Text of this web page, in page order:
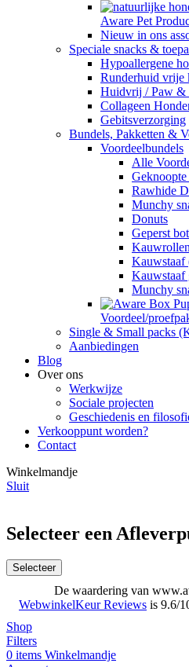
Aware Pet
Nieuw in ons
Speciale snacks &
Hypoallergene
Runderhuid vrije
Huidvrij / Paw &
Collageen
Gebitsverzorging
Bundels, Pakketten &
Voordeelbundels
Alle
Geknoopte
Rawhide
Munchy
Donuts
Geperst bot
Kauwrollen
Kauwstaaf
Kauwstaaf
Munchy
Voordeel/
Single & Small packs
Aanbiedingen
Blog
Over ons
Werkwijze
Sociale projecten
Geschiedenis en
Verkooppunt worden?
Contact
Winkelmandje
Sluit
Selecteer een
Selecteer
De waardering van
WebwinkelKeur Reviews is 9.6/
Shop
Filters
0 items Winkelmandje